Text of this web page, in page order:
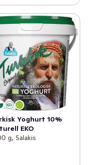
Yoghurt 10%
EKO
g, Salakis